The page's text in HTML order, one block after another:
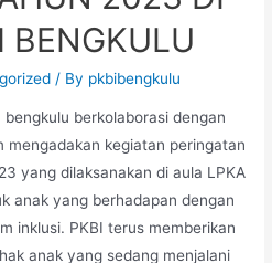
BENGKULU
/ By pkbibengkulu
berkolaborasi dengan
mengadakan kegiatan peringatan
yang dilaksanakan di aula LPKA
anak yang berhadapan dengan
inklusi. PKBI terus memberikan
anak yang sedang menjalani